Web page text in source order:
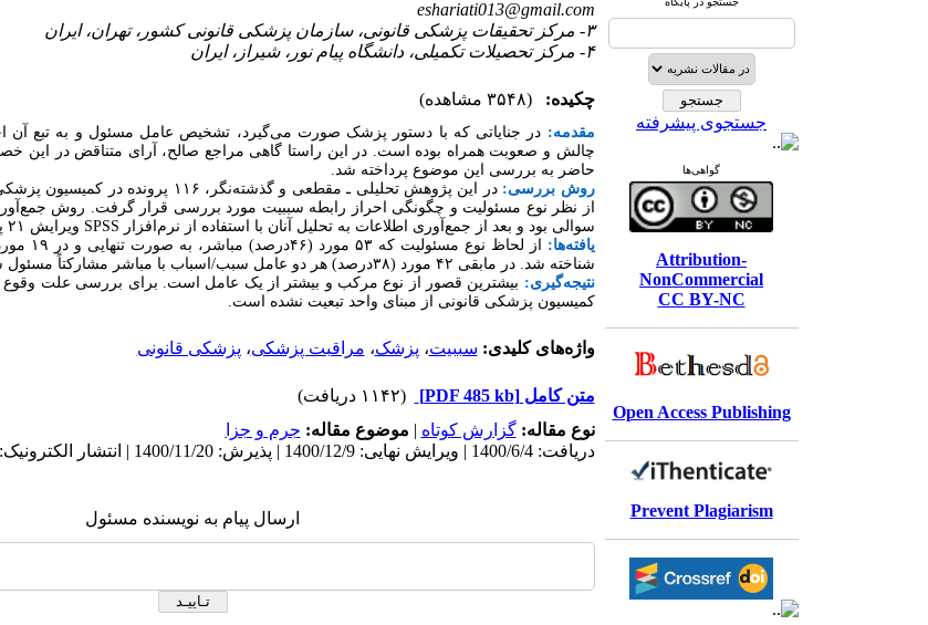
جستجوی پیشرفته
گواهی‌ها
Attribution-
NonCommercial
CC BY-NC
Open Access Publishing
Prevent Plagiarism
eshariati013@gmail.com
۳- مرکز تحقیقات پزشکی قانونی، سازمان پزشکی قانونی کشور، تهران، ایران
۴- مرکز تحصیلات تکمیلی، دانشگاه پیام نور، شیراز، ایران
چکیده: (۳۵۴۸ مشاهده)
مقدمه: در جنایاتی که با دستور پزشک صورت میگیرد، تشخیص عامل مسئول و به تبع آن
چالش و صعوبت همراه بوده است. در این راستا گاهی مراجع صالح، آرای متناقض در این
حاضر به بررسی این موضوع پرداخته شد.
روش بررسی: در این پژوهش تحلیلی ـ مقطعی و گذشته
از نظر نوع مسئولیت و چگونگی احراز رابطه سببیت مورد بررسی قرار گرفت. روش جمع
سوالی بود و بعد از جمع آوری اطلاعات به تحلیل آنان با استفاده از نرم افزار SPSS ویرایش ۲۱ پرداخته شد.
یافتهها: از لحاظ نوع مسئولیت که ۵۳ مورد (۴۶
شناخته شد. در مابقی ۴۲ مورد (۳۸
درصد) هر دو عامل سبب/اسباب با مباشر مشارکتاً مسئول
نتیجهگیری: بیشترین قصور از نوع مرکب و بیشتر از یک عامل است. برای بررسی علت
کمیسیون پزشکی قانونی از مبنای واحد تبعیت نشده است.
واژه‌های کلیدی: سببیت، پزشک، مراقبت پزشکی، پزشکی قانونی
متن کامل[PDF 485 kb]
(۱۱۴۲ دریافت)
نوع مقاله:گزارش کوتاه | موضوع مقاله: جرم و جزا
دریافت: 1400/6/4 | ویرایش نهایی: 1400/12/9 | پذیرش: 1400/11/20 | انتشار الکترونیک: 1400/12/9
ارسال پیام به نویسنده مسئول